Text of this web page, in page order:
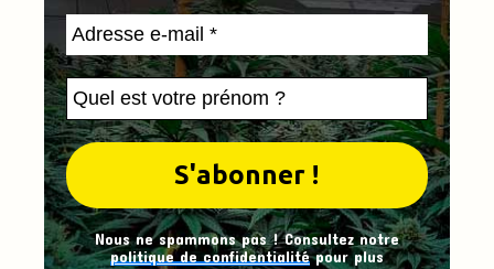
Nous ne spammons pas ! Consultez notre
politique de confidentialitépour plus